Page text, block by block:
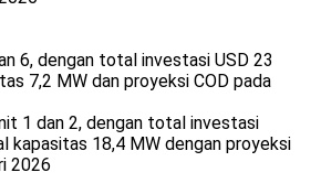
6, dengan total investasi USD 23
7,2 MW dan proyeksi COD pada
1 dan 2, dengan total investasi
kapasitas 18,4 MW dengan proyeksi
2026